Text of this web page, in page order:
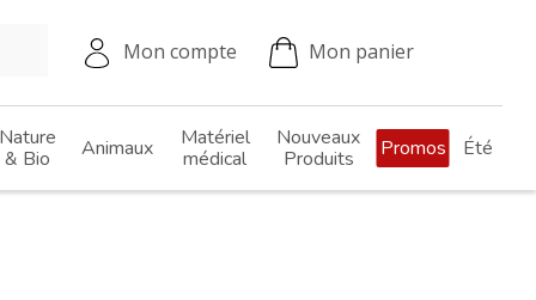
Mon compte Mon panier
Nature
& Bio
Animaux
Matériel
médical
Nouveaux
Produits
Promos Été